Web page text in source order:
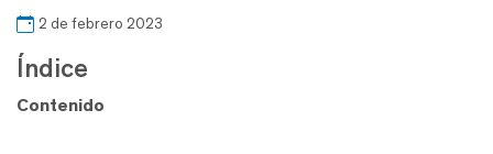
2 de febrero 2023
Índice
Contenido